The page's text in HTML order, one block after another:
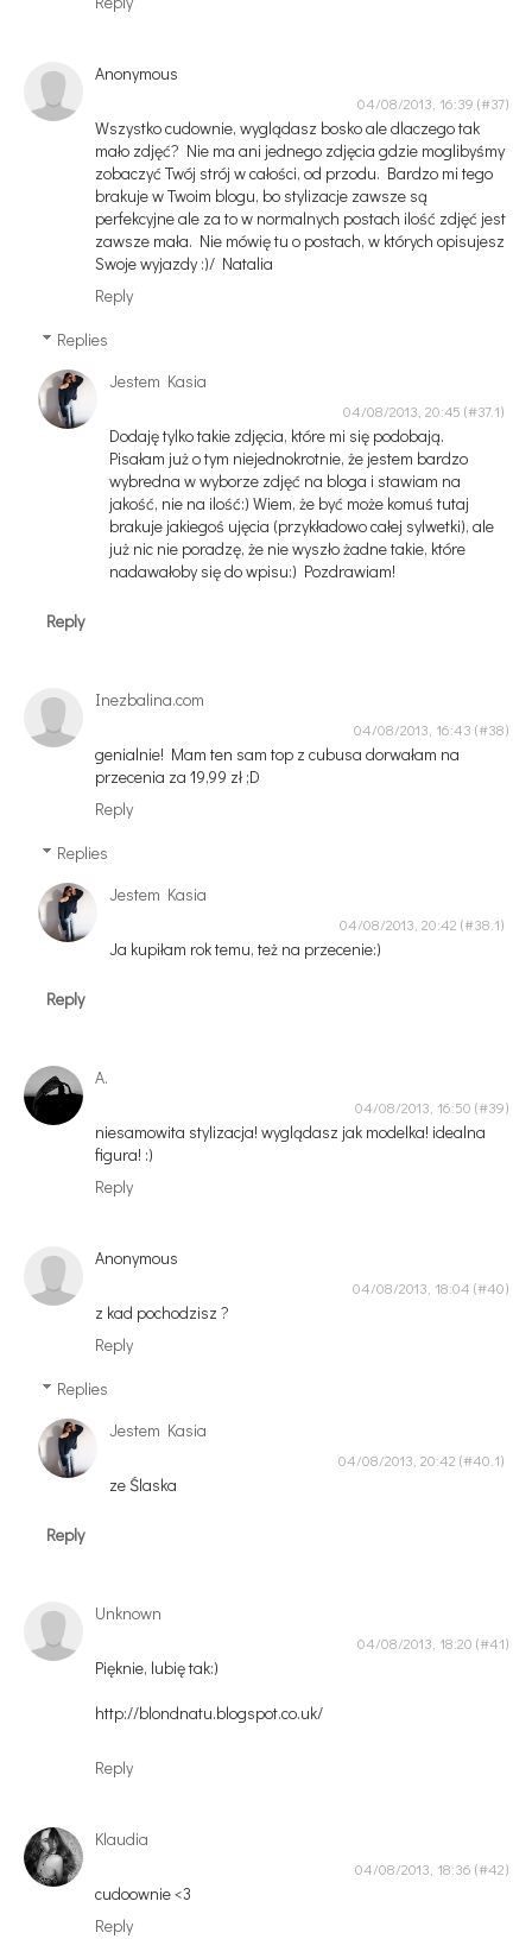
Anonymous
04/08/2013, 16:39
Wszystko cudownie, wyglądasz bosko ale dlaczego tak
mało zdjęć? Nie ma ani jednego zdjęcia gdzie moglibyśmy
zobaczyć Twój strój w całości, od przodu. Bardzo mi tego
brakuje w Twoim blogu, bo stylizacje zawsze są
perfekcyjne ale za to w normalnych postach ilość zdjęć jest
zawsze mała. Nie mówię tu o postach, w których opisujesz
Swoje wyjazdy :)/ Natalia
Reply
Replies
Jestem Kasia
04/08/2013, 20:45
Dodaję tylko takie zdjęcia, które mi się podobają.
Pisałam już o tym niejednokrotnie, że jestem bardzo
wybredna w wyborze zdjęć na bloga i stawiam na
jakość, nie na ilość:) Wiem, że być może komuś tutaj
brakuje jakiegoś ujęcia (przykładowo całej sylwetki), ale
już nic nie poradzę, że nie wyszło żadne takie, które
nadawałoby się do wpisu:) Pozdrawiam!
Reply
Inezbalina.com
04/08/2013, 16:43
genialnie! Mam ten sam top z cubusa dorwałam na
przecenia za 19,99 zł ;D
Reply
Replies
Jestem Kasia
04/08/2013, 20:42
Ja kupiłam rok temu, też na przecenie:)
Reply
A.
04/08/2013, 16:50
niesamowita stylizacja! wyglądasz jak modelka! idealna
figura! :)
Reply
Anonymous
04/08/2013, 18:04
z kad pochodzisz ?
Reply
Replies
Jestem Kasia
04/08/2013, 20:42
ze Ślaska
Reply
Unknown
04/08/2013, 18:20
Pięknie, lubię tak:)
http://blondnatu.blogspot.co.uk/
Reply
Klaudia
04/08/2013, 18:36
cudoownie <3
Reply